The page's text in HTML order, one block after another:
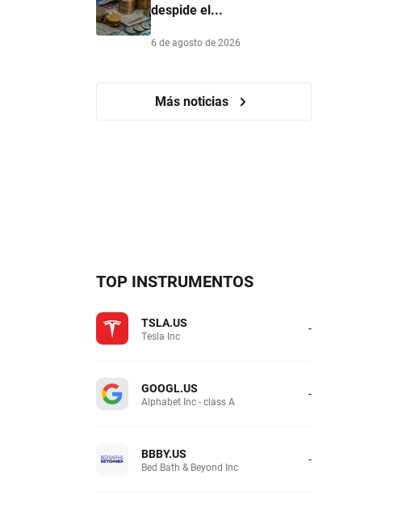
despide el...
6 de agosto de 2026
Más noticias
TOP INSTRUMENTOS
TSLA.US
Tesla Inc -
GOOGL.US
Alphabet Inc - class A -
BBBY.US
Bed Bath & Beyond Inc -